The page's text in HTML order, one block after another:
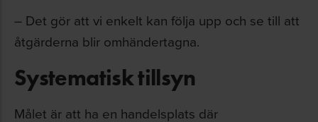
– Det gör att vi enkelt kan följa upp och se till att
åtgärderna blir omhändertagna.
Systematisk tillsyn
Målet är att ha en handelsplats där